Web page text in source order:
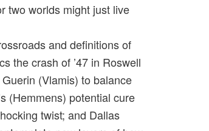
two worlds might just live
and definitions of
the crash of ’47 in Roswell
(Vlamis) to balance
(Hemmens) potential cure
twist; and Dallas